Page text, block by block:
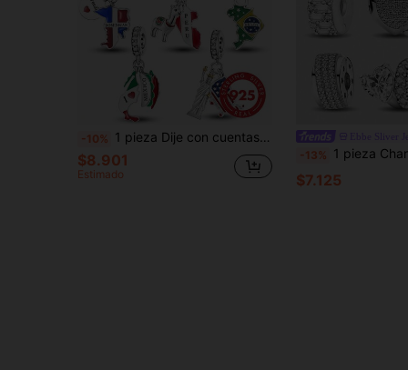
-10% 1 pieza Dije con cuentas con mapa de República Dominicana, adecuado para hacer pulseras DIY, joyería de mujer
$8.901
Estimado
-13% 1 pieza Charm de plata de ley 925, adecuado para hacer
$7.125